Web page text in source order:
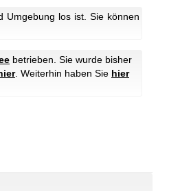
Umgebung los ist. Sie können
betrieben. Sie wurde bisher
. Weiterhin haben Sie hier